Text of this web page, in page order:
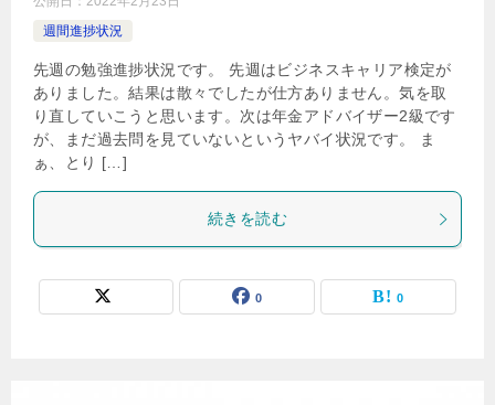
週間進捗状況
先週の勉強進捗状況です。 先週はビジネスキャリア検定が
ありました。結果は散々でしたが仕方ありません。気を取
り直していこうと思います。次は年金アドバイザー2級です
が、まだ過去問を見ていないというヤバイ状況です。 ま
ぁ、とり […]
続きを読む
0 0